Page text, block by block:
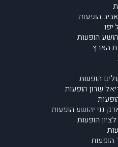
הופעות
יפו
הופעות
הארץ
הופעות
שרון הופעות
גני יהושע הופעות
הופעות
הופעות